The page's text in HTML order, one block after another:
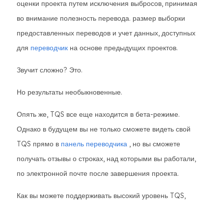
оценки проекта путем исключения выбросов, принимая
во внимание полезность перевода. размер выборки
предоставленных переводов и учет данных, доступных
для переводчик на основе предыдущих проектов.
Звучит сложно? Это.
Но результаты необыкновенные.
Опять же, TQS все еще находится в бета-режиме.
Однако в будущем вы не только сможете видеть свой
TQS прямо в панель переводчика , но вы сможете
получать отзывы о строках, над которыми вы работали,
по электронной почте после завершения проекта.
Как вы можете поддерживать высокий уровень TQS,